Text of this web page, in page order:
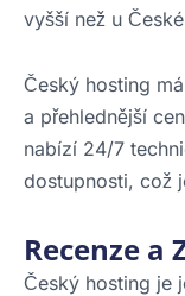
vyšší než u
Český hosting
a přehlednější
nabízí 24/7
dostupnosti, což
Recenze a
Český hosting je